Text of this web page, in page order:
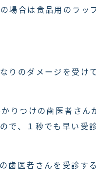
場合は食品用のラッ
りのダメージを受け
りつけの歯医者さん
で、１秒でも早い受
歯医者さんを受診す